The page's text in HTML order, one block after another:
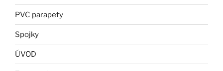
PVC parapety
Spojky
ÚVOD